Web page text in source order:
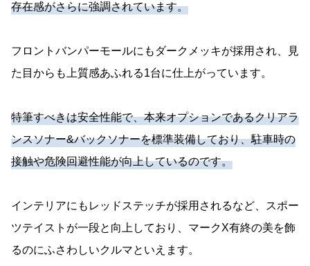
存在感がさらに強調されています。
フロントバンパーモールにもダークメッキが採用され、見
た目からも上質感あふれる1台に仕上がっています。
特筆すべきは安全性能で、本来オプションであるクリアラ
ンスソナー&バックソナーを標準装備しており、駐車時の
接触や危険回避性能が向上しているのです。
インテリアにもレッドステッチが採用されるなど、スポー
ツテイストが一段と向上しており、マークX有終の美を飾
るのにふさわしいクルマといえます。